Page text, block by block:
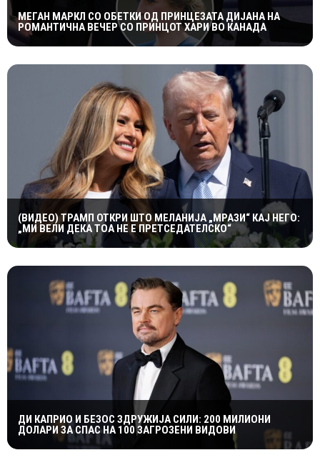
МЕГАН МАРКЛ СО ОБЕТКИ ОД ПРИНЦЕЗАТА ДИЈАНА НА
РОМАНТИЧНА ВЕЧЕР СО ПРИНЦОТ ХАРИ ВО КАНАДА
(ВИДЕО) ТРАМП ОТКРИ ШТО МЕЛАНИЈА „МРАЗИ“ КАЈ НЕГО:
„МИ ВЕЛИ ДЕКА ТОА НЕ Е ПРЕТСЕДАТЕЛСКО“
ДИ КАПРИО И БЕЗОС ЗДРУЖИЈА СИЛИ: 200 МИЛИОНИ
ДОЛАРИ ЗА СПАС НА 100 ЗАГРОЗЕНИ ВИДОВИ